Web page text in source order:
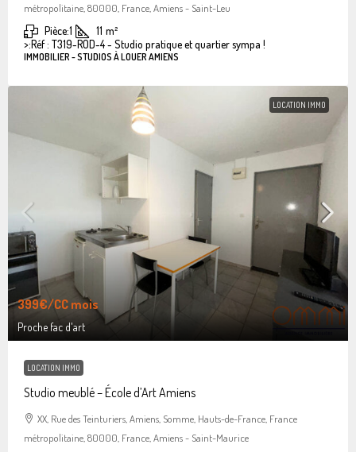
métropolitaine, 80000, France, Amiens - Saint-Leu
Pièce:1 11 m²
>:Réf : T319-ROD-4 - Studio pratique et quartier sympa !
IMMOBILIER - STUDIOS À LOUER AMIENS
LOCATION IMMO
399€/CC mois
Proche fac d'art
LOCATION IMMO
Studio meublé – École d’Art Amiens
XX, Rue des Teinturiers, Amiens, Somme, Hauts-de-France, France
métropolitaine, 80000, France, Amiens - Saint-Maurice